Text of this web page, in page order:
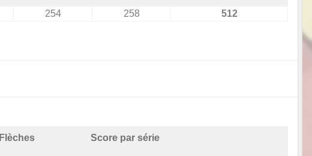
254 258 512
Flèches Score par série